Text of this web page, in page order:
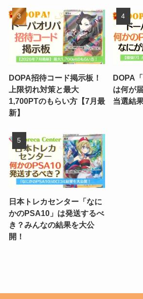
DOPA招待コード掲示板！
上限切れ対策と最大
1,700PTのもらい方【7月最
新】
DOPA
は何が
当選結
日本トレカセンター「なに
かのPSA10」は発送するべ
き？みんなの結果を大公
開！